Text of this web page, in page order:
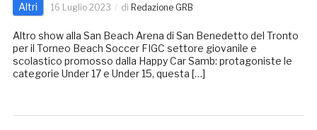
Altri 16 Luglio 2023 di Redazione GRB
Altro show alla San Beach Arena di San Benedetto del Tronto
per il Torneo Beach Soccer FIGC settore giovanile e
scolastico promosso dalla Happy Car Samb: protagoniste le
categorie Under 17 e Under 15, questa […]